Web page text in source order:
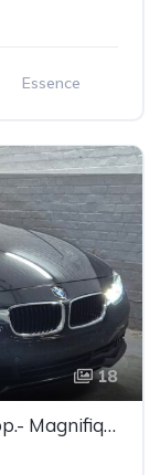
Essence
18
BMW 318iA auto.- 03/2016 - 1prop.- Magnifique état ! - Garantie